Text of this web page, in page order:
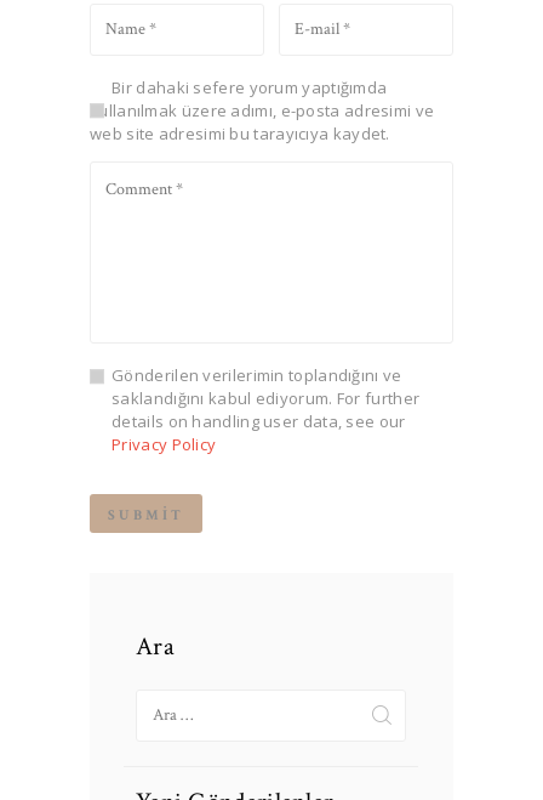
Bir dahaki sefere yorum yaptığımda
kullanılmak üzere adımı, e-posta adresimi ve
web site adresimi bu tarayıcıya kaydet.
Gönderilen verilerimin toplandığını ve
saklandığını kabul ediyorum. For further
details on handling user data, see our
Privacy Policy
Ara